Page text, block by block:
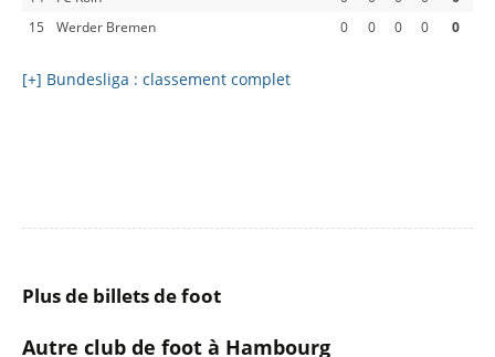
15
Werder Bremen 0 0 0 0 0
[+] Bundesliga : classement complet
Plus de billets de foot
Autre club de foot à Hambourg